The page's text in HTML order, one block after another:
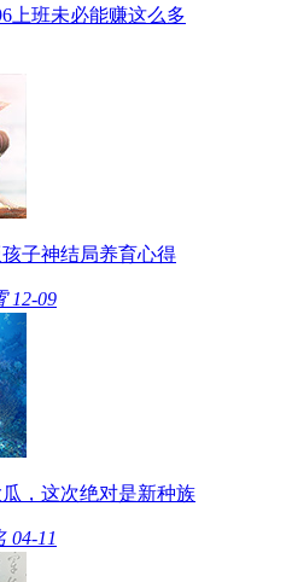
上班未必能赚这么多
子神结局养育心得
12-09
，这次绝对是新种族
04-11